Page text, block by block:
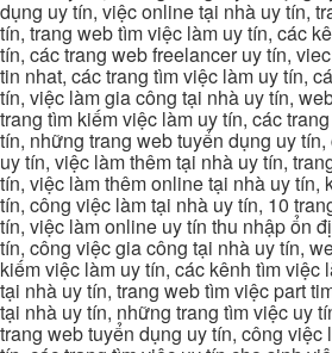
dụng uy tín, việc online tại nhà uy tín,
tín, trang web tìm việc làm uy tín, các
tín, các trang web freelancer uy tín,
tin nhat, các trang tìm việc làm uy tín,
tín, việc làm gia công tại nhà uy tín,
trang tìm kiếm việc làm uy tín, các
tín, những trang web tuyển dụng uy
uy tín, việc làm thêm tại nhà uy tín,
tín, việc làm thêm online tại nhà uy tín,
tín, công việc làm tại nhà uy tín, 10
tín, việc làm online uy tín thu nhập ổn
tín, công việc gia công tại nhà uy tín,
kiếm việc làm uy tín, các kênh tìm việc
tại nhà uy tín, trang web tìm việc part
tại nhà uy tín, những trang tìm việc uy
trang web tuyển dụng uy tín, công việc